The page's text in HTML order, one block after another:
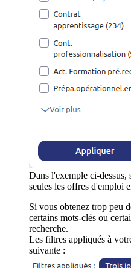
Dans l'exemple ci-
seules les offres d'emploi
Si vous obtenez trop peu
certains mots-clés ou
recherche.
Les filtres appliqués à
suivante :